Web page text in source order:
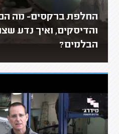
החלפת ברקסים- מה
והדיסקים, ואיך נדע
הבלמים?